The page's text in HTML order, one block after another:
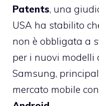
Patents, una
USA ha stabilito
non è obbligata a
per i nuovi modelli
Samsung,
mercato mobile